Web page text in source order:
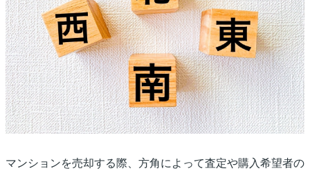
マンションを売却する際、方角によって査定や購入希望者の